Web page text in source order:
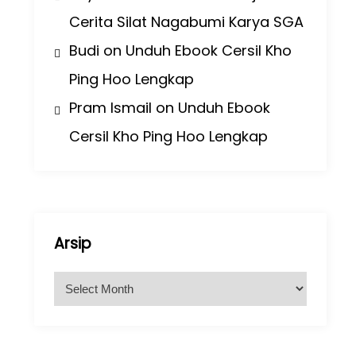
Cerita Silat Nagabumi Karya SGA
Budi on Unduh Ebook Cersil Kho
Ping Hoo Lengkap
Pram Ismail on Unduh Ebook
Cersil Kho Ping Hoo Lengkap
Arsip
r